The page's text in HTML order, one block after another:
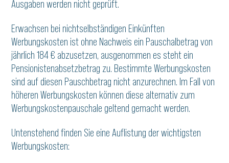
Ausgaben werden nicht geprüft.
Erwachsen bei nichtselbständigen Einkünften
Werbungskosten ist ohne Nachweis ein Pauschalbetrag von
jährlich 184 € abzusetzen, ausgenommen es steht ein
Pensionistenabsetzbetrag zu. Bestimmte Werbungskosten
sind auf diesen Pauschbetrag nicht anzurechnen. Im Fall von
höheren Werbungskosten können diese alternativ zum
Werbungskostenpauschale geltend gemacht werden.
Untenstehend finden Sie eine Auflistung der wichtigsten
Werbungskosten: